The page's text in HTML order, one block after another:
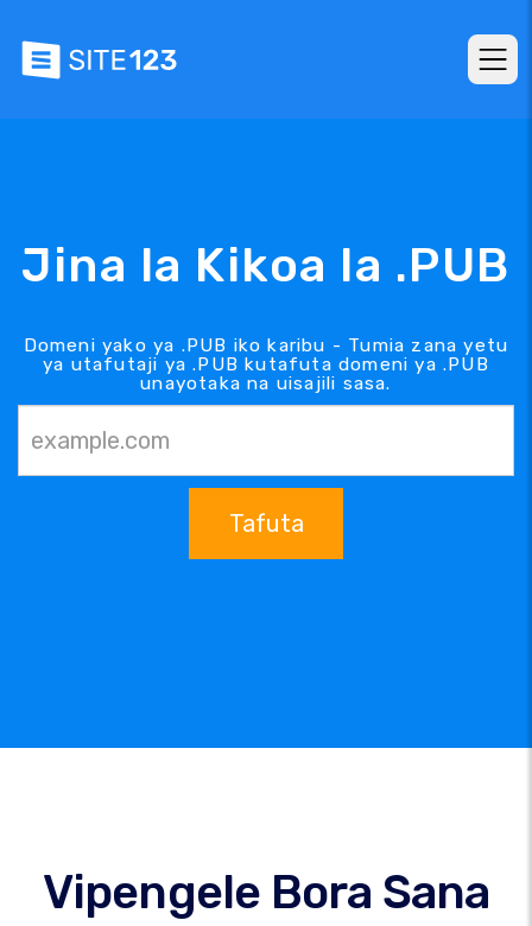
Jina la Kikoa la .PUB
Domeni yako ya .PUB iko karibu - Tumia zana yetu
ya utafutaji ya .PUB kutafuta domeni ya .PUB
unayotaka na uisajili sasa.
Tafuta
Vipengele Bora Sana